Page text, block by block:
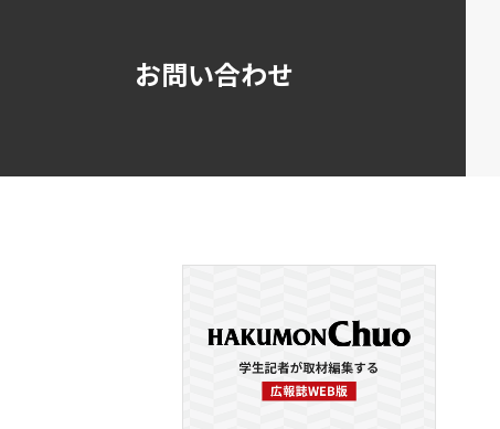
お問い合わせ